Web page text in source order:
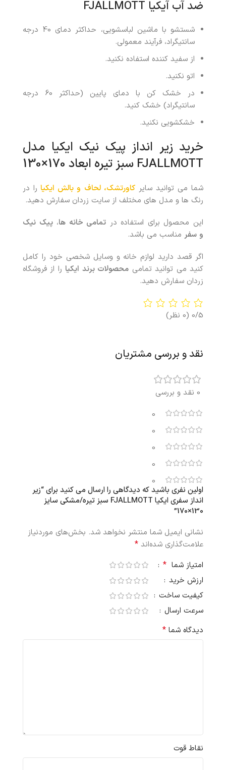
ضد آب آیکیا FJALLMOTT
شستشو با ماشین لباسشویی، حداکثر دمای 40 درجه
سانتیگراد، فرآیند معمولی.
از سفید کننده استفاده نکنید.
اتو نکنید.
در خشک کن با دمای پایین (حداکثر 60 درجه
سانتیگراد) خشک کنید.
خشکشویی نکنید.
خرید زیر انداز پیک نیک ایکیا مدل
FJALLMOTT سبز تیره ابعاد 170×130
شما می توانید سایرکاورتشک، لحاف و بالش ایکیا را در
رنگ ها و مدل های مختلف از سایت زردان سفارش دهید.
این محصول برای استفاده در تمامی خانه ها،پیک نیک
و سفر مناسب می باشد.
اگر قصد دارید لوازم خانه و وسایل شخصی خود را کامل
کنید می توانید تمامی محصولات برند ایکیا را از فروشگاه
زردان سفارش دهید.
0/5 (0 نظر)
نقد و بررسی مشتریان
0 نقد و بررسی
0
0
0
0
0
اولین نفری باشید که دیدگاهی را ارسال می کنید برای “زیر
انداز سفری ایکیا FJALLMOTT سبز تیره/مشکی سایز
130×170”
نشانی ایمیل شما منتشر نخواهد شد. بخش‌های موردنیاز
علامت‌گذاری شده‌اند *
امتیاز شما *
ارزش خرید
کیفیت ساخت
سرعت ارسال
دیدگاه شما *
نقاط قوت